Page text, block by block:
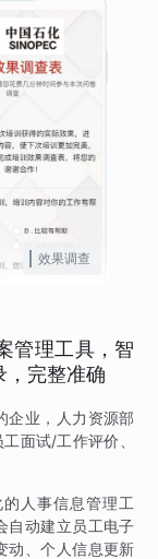
效果调查
管理工具，智
，完整准确
企业，人力资源部
面试/工作评价、
人事信息管理工
自动建立员工电子
动、个人信息更新